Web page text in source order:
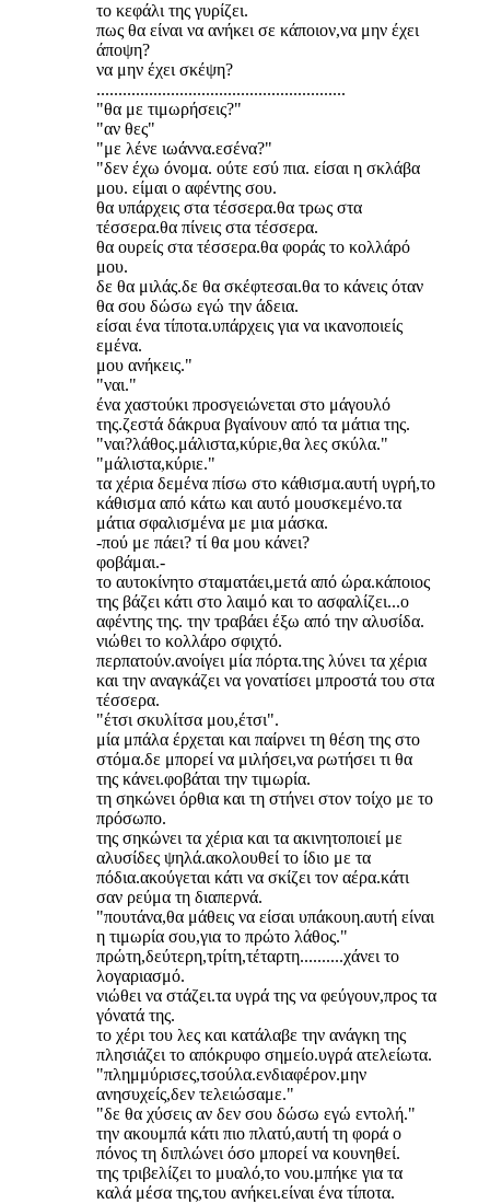
το κεφάλι της γυρίζει.
πως θα είναι να ανήκει σε κάποιον,να μην έχει
άποψη?
να μην έχει σκέψη?
.........................................................
"θα με τιμωρήσεις?"
"αν θες"
"με λένε ιωάννα.εσένα?"
"δεν έχω όνομα. ούτε εσύ πια. είσαι η σκλάβα
μου. είμαι ο αφέντης σου.
θα υπάρχεις στα τέσσερα.θα τρως στα
τέσσερα.θα πίνεις στα τέσσερα.
θα ουρείς στα τέσσερα.θα φοράς το κολλάρό
μου.
δε θα μιλάς.δε θα σκέφτεσαι.θα το κάνεις όταν
θα σου δώσω εγώ την άδεια.
είσαι ένα τίποτα.υπάρχεις για να ικανοποιείς
εμένα.
μου ανήκεις."
"ναι."
ένα χαστούκι προσγειώνεται στο μάγουλό
της.ζεστά δάκρυα βγαίνουν από τα μάτια της.
"ναι?λάθος.μάλιστα,κύριε,θα λες σκύλα."
"μάλιστα,κύριε."
τα χέρια δεμένα πίσω στο κάθισμα.αυτή υγρή,το
κάθισμα από κάτω και αυτό μουσκεμένο.τα
μάτια σφαλισμένα με μια μάσκα.
-πού με πάει? τί θα μου κάνει?
φοβάμαι.-
το αυτοκίνητο σταματάει,μετά από ώρα.κάποιος
της βάζει κάτι στο λαιμό και το ασφαλίζει...ο
αφέντης της. την τραβάει έξω από την αλυσίδα.
νιώθει το κολλάρο σφιχτό.
περπατούν.ανοίγει μία πόρτα.της λύνει τα χέρια
και την αναγκάζει να γονατίσει μπροστά του στα
τέσσερα.
"έτσι σκυλίτσα μου,έτσι".
μία μπάλα έρχεται και παίρνει τη θέση της στο
στόμα.δε μπορεί να μιλήσει,να ρωτήσει τι θα
της κάνει.φοβάται την τιμωρία.
τη σηκώνει όρθια και τη στήνει στον τοίχο με το
πρόσωπο.
της σηκώνει τα χέρια και τα ακινητοποιεί με
αλυσίδες ψηλά.ακολουθεί το ίδιο με τα
πόδια.ακούγεται κάτι να σκίζει τον αέρα.κάτι
σαν ρεύμα τη διαπερνά.
"πουτάνα,θα μάθεις να είσαι υπάκουη.αυτή είναι
η τιμωρία σου,για το πρώτο λάθος."
πρώτη,δεύτερη,τρίτη,τέταρτη..........χάνει το
λογαριασμό.
νιώθει να στάζει.τα υγρά της να φεύγουν,προς τα
γόνατά της.
το χέρι του λες και κατάλαβε την ανάγκη της
πλησιάζει το απόκρυφο σημείο.υγρά ατελείωτα.
"πλημμύρισες,τσούλα.ενδιαφέρον.μην
ανησυχείς,δεν τελειώσαμε."
"δε θα χύσεις αν δεν σου δώσω εγώ εντολή."
την ακουμπά κάτι πιο πλατύ,αυτή τη φορά ο
πόνος τη διπλώνει όσο μπορεί να κουνηθεί.
της τριβελίζει το μυαλό,το νου.μπήκε για τα
καλά μέσα της,του ανήκει.είναι ένα τίποτα.